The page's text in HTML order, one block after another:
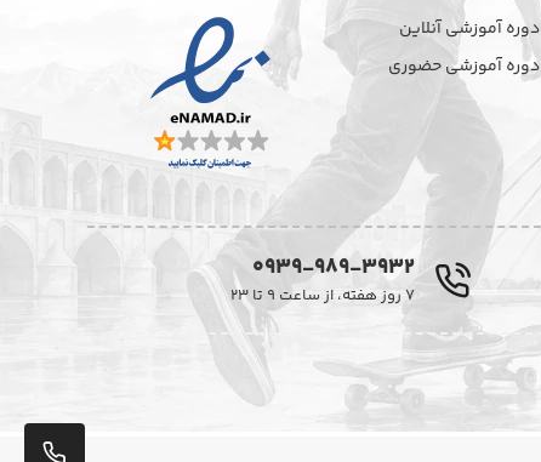
دوره آموزشی آنلاین
دوره آموزشی حضوری
0939-989-3932
۷ روز هفته، از ساعت ۹ تا ۲۳